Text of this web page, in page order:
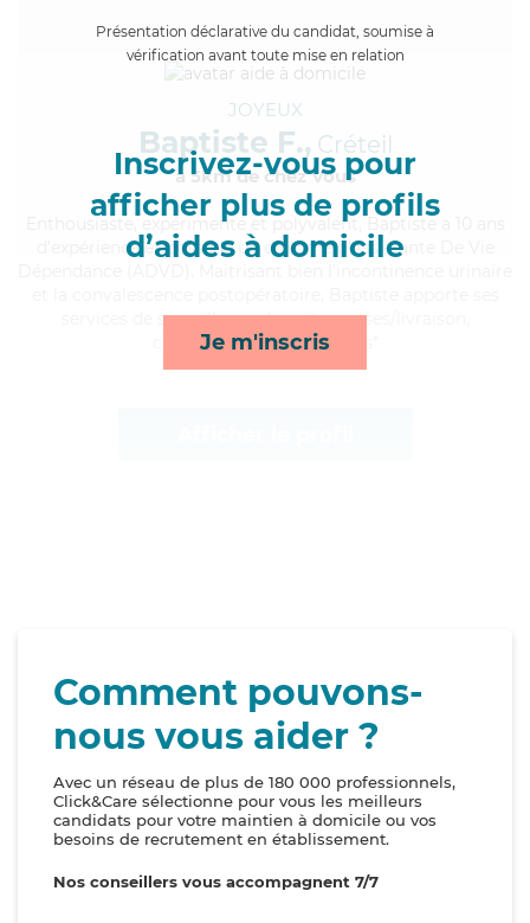
Présentation déclarative du candidat, soumise à
vérification avant toute mise en relation
Inscrivez-vous pour
afficher plus de profils
d’aides à domicile
Je m'inscris
JOYEUX
Baptiste F., Créteil
à 5km de chez Vous
, expérimenté et polyvalent, Baptiste a 10 ans
d'expérience et possède un diplôme d'Assistante De Vie
services de surveillance de nuit, courses/livraison,
compagnie/loisirs et repas*
Comment pouvons-
nous vous aider ?
Avec un réseau de plus de 180 000 professionnels,
Click&Care sélectionne pour vous les meilleurs
candidats pour votre maintien à domicile ou vos
besoins de recrutement en établissement.
Nos conseillers vous accompagnent 7/7